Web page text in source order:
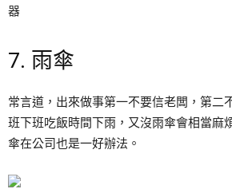
器
7. 雨傘
常言道，出來做事第一不要信老闆，第二
班下班吃飯時間下雨，又沒雨傘會相當麻
傘在公司也是一好辦法。